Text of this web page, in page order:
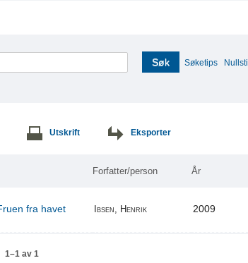
Søk Søketips Nullstill
Utskrift Eksporter
Forfatter/person År
fra havet Ibsen, Henrik 2009
1–1 av 1